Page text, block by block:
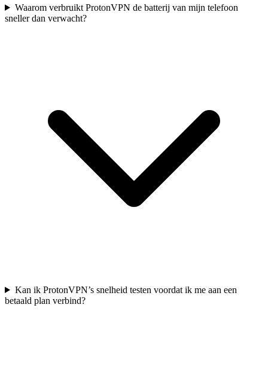
Waarom verbruikt ProtonVPN de batterij van mijn telefoon
sneller dan verwacht?
Kan ik ProtonVPN’s snelheid testen voordat ik me aan een
betaald plan verbind?